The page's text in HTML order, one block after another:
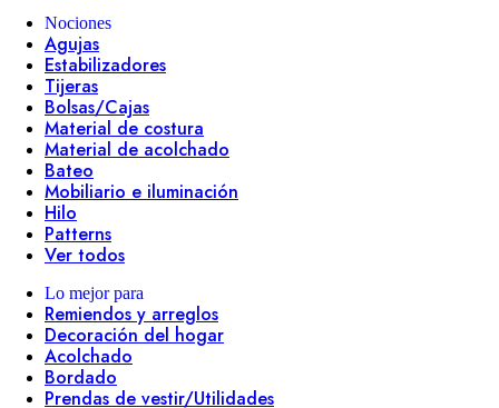
Nociones
Agujas
Estabilizadores
Tijeras
Bolsas/Cajas
Material de costura
Material de acolchado
Bateo
Mobiliario e iluminación
Hilo
Patterns
Ver todos
Lo mejor para
Remiendos y arreglos
Decoración del hogar
Acolchado
Bordado
Prendas de vestir/Utilidades